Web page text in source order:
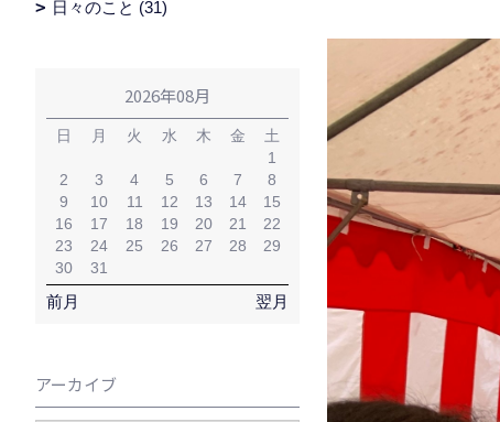
日々のこと (31)
2026年08月
日 月 火 水 木 金
土
1
2
3 4 5 6 7
8
9
10 11 12 13 14
15
16
17 18 19 20 21
22
23
24 25 26 27 28
29
30
31
前月 翌月
アーカイブ